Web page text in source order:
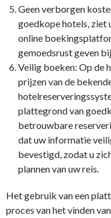
Geen verborgen
goedkope hotels, ziet
online
gemoedsrust geven
Veilig boeken: Op de
prijzen van de
plattegrond van
betrouwbare
dat uw informatie
bevestigd, zodat u
plannen van uw reis.
Het gebruik van een
proces van het vinden